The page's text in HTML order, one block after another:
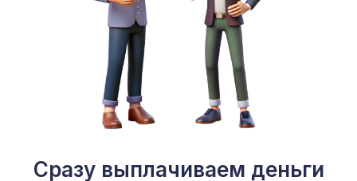
Сразу выплачиваем деньги